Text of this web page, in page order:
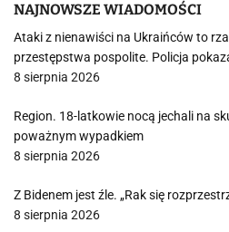
NAJNOWSZE WIADOMOŚCI
Ataki z nienawiści na Ukraińców to
przestępstwa pospolite. Policja
8 sierpnia 2026
Region. 18-latkowie nocą jechali na
poważnym wypadkiem
8 sierpnia 2026
Z Bidenem jest źle. „Rak się
8 sierpnia 2026